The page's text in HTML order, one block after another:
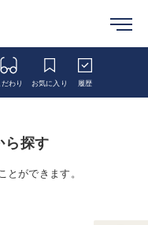
だわり お気に入り 履歴
ら探す
とができます。